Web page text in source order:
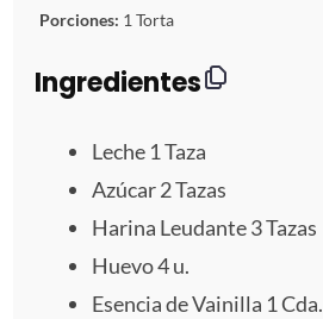
t
r
e
l
l
a
t
r
e
l
l
a
t
r
e
l
l
a
t
r
e
l
l
a
t
r
l
l
a
Porciones: 1 Torta
Ingredientes
Leche 1Taza
Azúcar 2 Tazas
Harina Leudante3Tazas
Huevo4u.
Esencia de Vainilla 1 Cda.